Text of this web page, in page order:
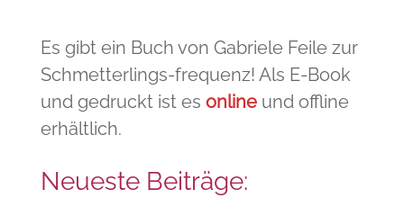
Es gibt ein Buch von Gabriele Feile zur
Schmetterlings-frequenz! Als E-Book
und gedruckt ist es online und offline
erhältlich.
Neueste Beiträge: